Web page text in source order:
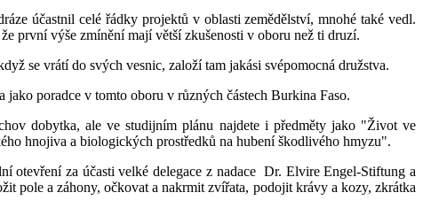
účastnil celé řádky projektů v oblasti zemědělství, mnohé také vedl.
první výše zmínění mají větší zkušenosti v oboru než ti druzí.
se vrátí do svých vesnic, založí tam jakási svépomocná družstva.
poradce v tomto oboru v různých částech Burkina Faso.
dobytka, ale ve studijním plánu najdete i předměty jako "Život ve
hnojiva a biologických prostředků na hubení škodlivého hmyzu".
otevření za účasti velké delegace z nadace Dr. Elvire Engel-Stiftung a
pole a záhony, očkovat a nakrmit zvířata, podojit krávy a kozy, zkrátka